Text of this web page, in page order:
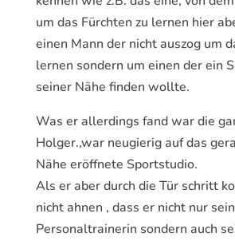
um das Fürchten zu lernen hier
einen Mann der nicht auszog um
lernen sondern um einen der ein
seiner Nähe finden wollte.
Was er allerdings fand war die
Holger.,war neugierig auf das
Nähe eröffnete Sportstudio.
Als er aber durch die Tür schritt
nicht ahnen , dass er nicht nur
Personaltrainerin sondern auch